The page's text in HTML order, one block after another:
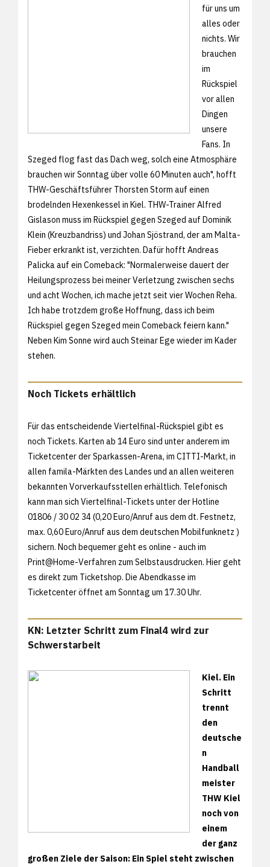
für uns um
alles oder
nichts. Wir
brauchen
im
Rückspiel
vor allen
Dingen
unsere
Fans. In
Szeged flog fast das Dach weg, solch eine Atmosphäre
brauchen wir Sonntag über volle 60 Minuten auch", hofft
THW-Geschäftsführer Thorsten Storm auf einen
brodelnden Hexenkessel in Kiel. THW-Trainer Alfred
Gislason muss im Rückspiel gegen Szeged auf Dominik
Klein (Kreuzbandriss) und Johan Sjöstrand, der am Malta-
Fieber erkrankt ist, verzichten. Dafür hofft Andreas
Palicka auf ein Comeback: "Normalerweise dauert der
Heilungsprozess bei meiner Verletzung zwischen sechs
und acht Wochen, ich mache jetzt seit vier Wochen Reha.
Ich habe trotzdem große Hoffnung, dass ich beim
Rückspiel gegen Szeged mein Comeback feiern kann."
Neben Kim Sonne wird auch Steinar Ege wieder im Kader
stehen.
Noch Tickets erhältlich
Für das entscheidende Viertelfinal-Rückspiel gibt es
noch Tickets. Karten ab 14 Euro sind unter anderem im
Ticketcenter der Sparkassen-Arena, im CITTI-Markt, in
allen famila-Märkten des Landes und an allen weiteren
bekannten Vorverkaufsstellen erhältlich. Telefonisch
kann man sich Viertelfinal-Tickets unter der Hotline
01806 / 30 02 34 (0,20 Euro/Anruf aus dem dt. Festnetz,
max. 0,60 Euro/Anruf aus dem deutschen Mobilfunknetz )
sichern. Noch bequemer geht es online - auch im
Print@Home-Verfahren zum Selbstausdrucken. Hier geht
es direkt zum Ticketshop. Die Abendkasse im
Ticketcenter öffnet am Sonntag um 17.30 Uhr.
KN: Letzter Schritt zum Final4 wird zur
Schwerstarbeit
Kiel. Ein
Schritt
trennt
den
deutsche
n
Handball
meister
THW Kiel
noch von
einem
der ganz
großen Ziele der Saison: Ein Spiel steht zwischen